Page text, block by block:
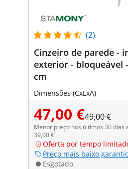
(2)
Cinzeiro de parede -
exterior - bloqueável
cm
Dimensões (CxLxA)
47,00 €49,00 €
Menor preço nos últimos 30 dias
39,00 €
Oferta por tempo
Preço mais baixo
Esgotado